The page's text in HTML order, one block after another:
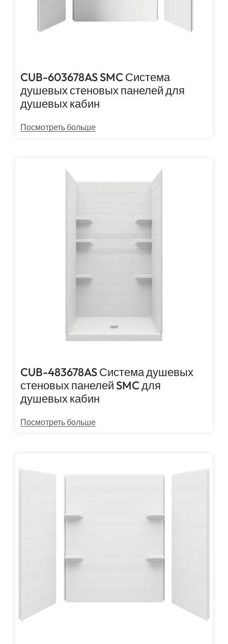
CUB-603678AS SMC Система
душевых стеновых панелей для
душевых кабин
Посмотреть больше
CUB-483678AS Система душевых
стеновых панелей SMC для
душевых кабин
Посмотреть больше